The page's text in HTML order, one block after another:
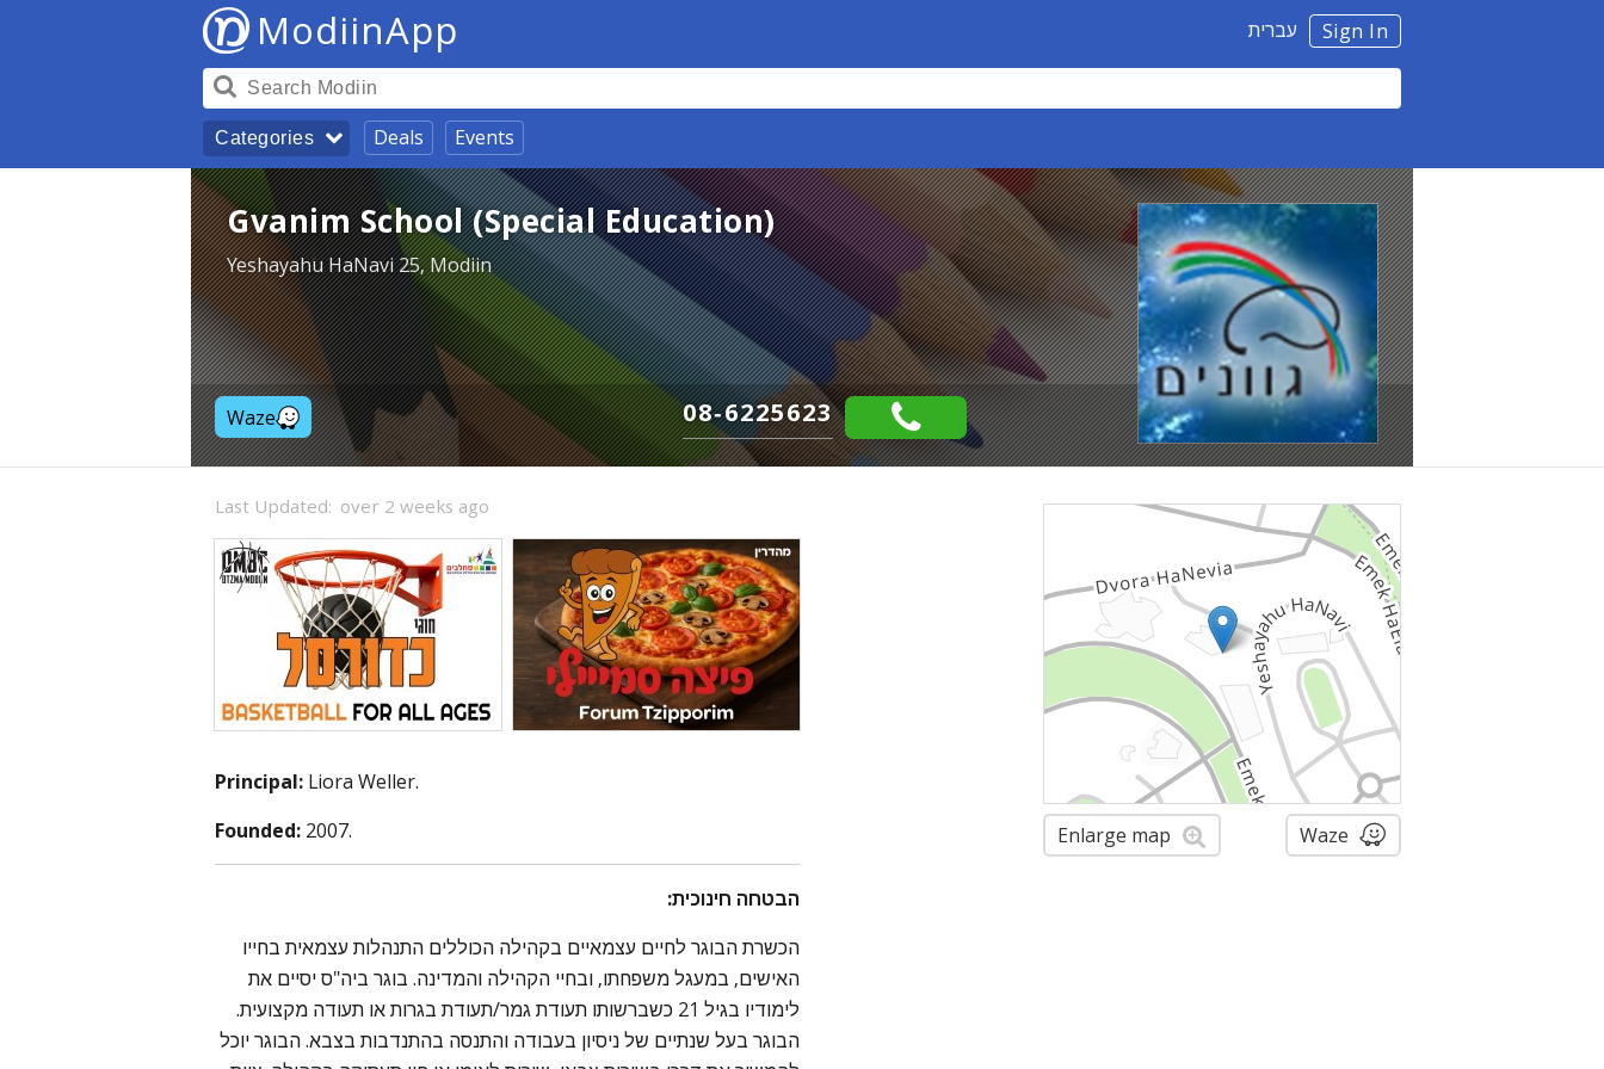
Sign In עברית ModiinApp
Categories Deals Events
Gvanim School (Special Education)
Yeshayahu HaNavi 25, Modiin
Waze 08-6225623
Enlarge map Waze
Last Updated: over 2 weeks ago
Principal: Liora Weller.
Founded: 2007.
הבטחה חינוכית:
הכשרת הבוגר לחיים עצמאיים בקהילה הכוללים התנהלות עצמאית בחייו
האישים, במעגל משפחתו, ובחיי הקהילה והמדינה. בוגר ביה"ס יסיים את
לימודיו בגיל 21 כשברשותו תעודת גמר/תעודת בגרות או תעודה מקצועית.
הבוגר בעל שנתיים של ניסיון בעבודה והתנסה בהתנדבות בצבא. הבוגר יוכל